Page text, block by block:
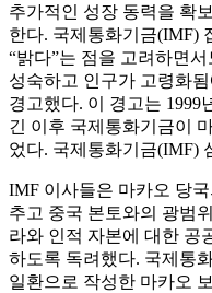
추가적인 성장 동력을 확
한다. 국제통화기금(IMF)
“밝다”는 점을 고려하면
성숙하고 인구가 고령화
경고했다. 이 경고는 1999
긴 이후 국제통화기금이
었다. 국제통화기금(IMF)
IMF 이사들은 마카오 당
추고 중국 본토와의 광범
라와 인적 자본에 대한 공
하도록 독려했다. 국제통
일환으로 작성한 마카오